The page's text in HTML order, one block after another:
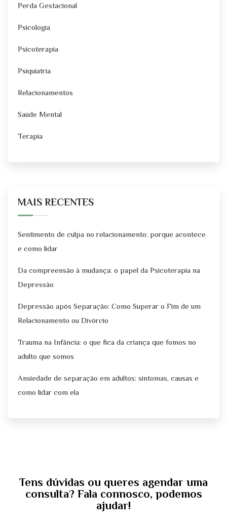
Perda Gestacional
Psicologia
Psicoterapia
Psiquiatria
Relacionamentos
Saúde Mental
Terapia
MAIS RECENTES
Sentimento de culpa no relacionamento: porque acontece
e como lidar
Da compreensão à mudança: o papel da Psicoterapia na
Depressão
Depressão após Separação: Como Superar o Fim de um
Relacionamento ou Divórcio
Trauma na Infância: o que fica da criança que fomos no
adulto que somos
Ansiedade de separação em adultos: sintomas, causas e
como lidar com ela
Tens dúvidas ou queres agendar uma
consulta? Fala connosco, podemos
ajudar!